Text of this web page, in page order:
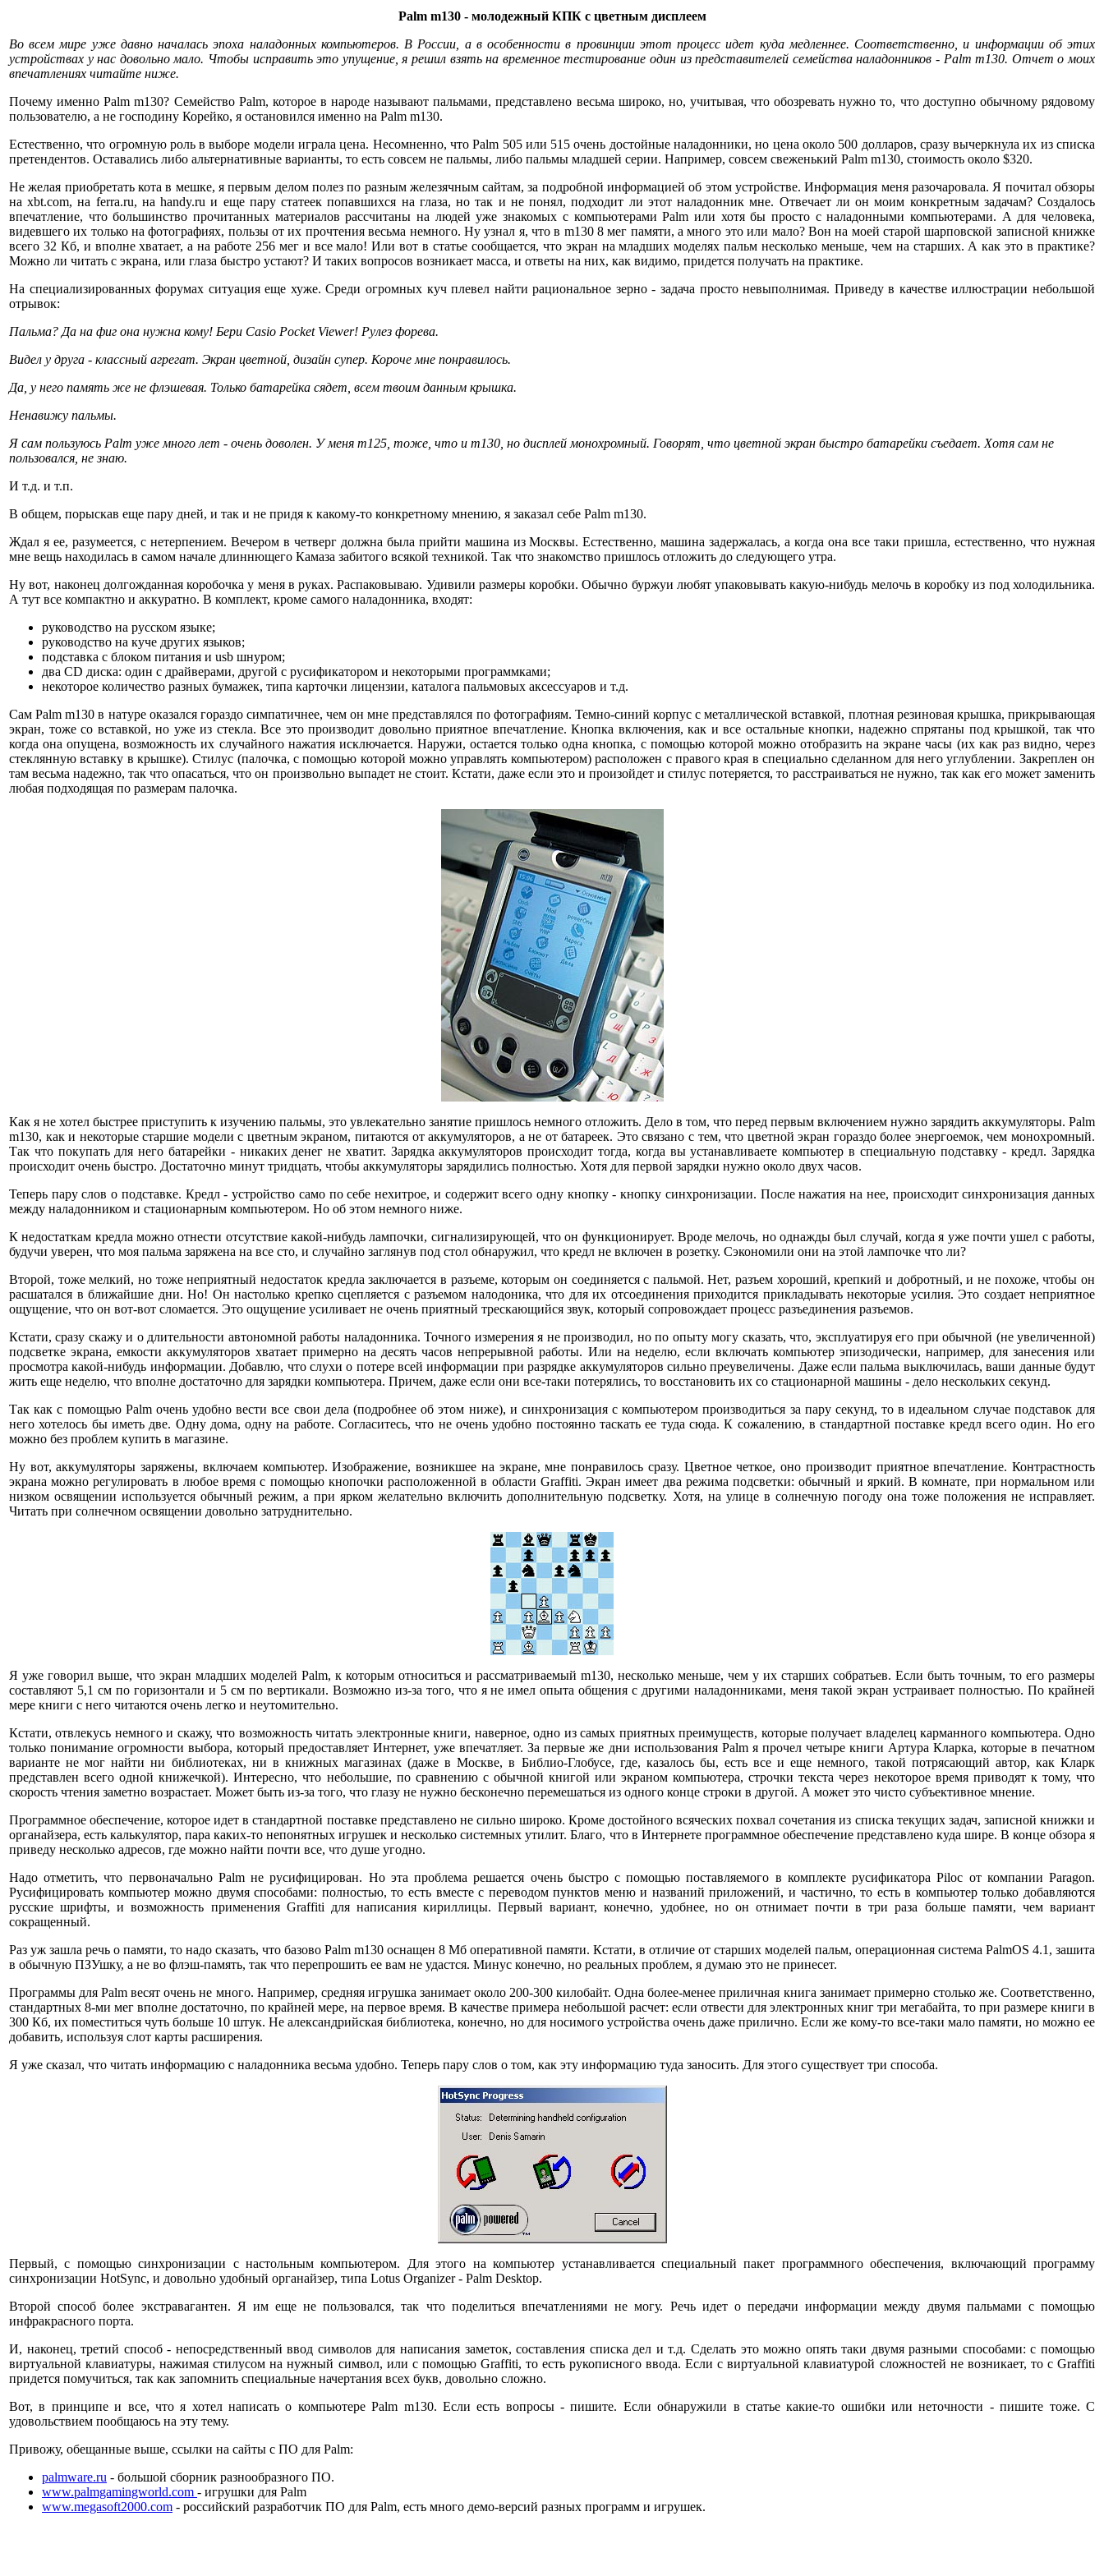
Palm m130 - молодежный КПК с цветным дисплеем
Во всем мире уже давно началась эпоха наладонных компьютеров. В России, а в особенности в провинции этот процесс идет куда медленнее. Соответственно, и информации об этих
устройствах у нас довольно мало. Чтобы исправить это упущение, я решил взять на временное тестирование один из представителей семейства наладонников - Palm m130. Отчет о моих
впечатлениях читайте ниже.
Почему именно Palm m130? Семейство Palm, которое в народе называют пальмами, представлено весьма широко, но, учитывая, что обозревать нужно то, что доступно обычному рядовому
пользователю, а не господину Корейко, я остановился именно на Palm m130.
Естественно, что огромную роль в выборе модели играла цена. Несомненно, что Palm 505 или 515 очень достойные наладонники, но цена около 500 долларов, сразу вычеркнула их из списка
претендентов. Оставались либо альтернативные варианты, то есть совсем не пальмы, либо пальмы младшей серии. Например, совсем свеженький Palm m130, стоимость около $320.
Не желая приобретать кота в мешке, я первым делом полез по разным железячным сайтам, за подробной информацией об этом устройстве. Информация меня разочаровала. Я почитал обзоры
на xbt.com, на ferra.ru, на handy.ru и еще пару статеек попавшихся на глаза, но так и не понял, подходит ли этот наладонник мне. Отвечает ли он моим конкретным задачам? Создалось
впечатление, что большинство прочитанных материалов рассчитаны на людей уже знакомых с компьютерами Palm или хотя бы просто с наладонными компьютерами. А для человека,
видевшего их только на фотографиях, пользы от их прочтения весьма немного. Ну узнал я, что в m130 8 мег памяти, а много это или мало? Вон на моей старой шарповской записной книжке
всего 32 Кб, и вполне хватает, а на работе 256 мег и все мало! Или вот в статье сообщается, что экран на младших моделях пальм несколько меньше, чем на старших. А как это в практике?
Можно ли читать с экрана, или глаза быстро устают? И таких вопросов возникает масса, и ответы на них, как видимо, придется получать на практике.
На специализированных форумах ситуация еще хуже. Среди огромных куч плевел найти рациональное зерно - задача просто невыполнимая. Приведу в качестве иллюстрации небольшой
отрывок:
Пальма? Да на фиг она нужна кому! Бери Casio Pocket Viewer! Рулез форева.
Видел у друга - классный агрегат. Экран цветной, дизайн супер. Короче мне понравилось.
Да, у него память же не флэшевая. Только батарейка сядет, всем твоим данным крышка.
Ненавижу пальмы.
Я сам пользуюсь Palm уже много лет - очень доволен. У меня m125, тоже, что и m130, но дисплей монохромный. Говорят, что цветной экран быстро батарейки съедает. Хотя сам не
пользовался, не знаю.
И т.д. и т.п.
В общем, порыскав еще пару дней, и так и не придя к какому-то конкретному мнению, я заказал себе Palm m130.
Ждал я ее, разумеется, с нетерпением. Вечером в четверг должна была прийти машина из Москвы. Естественно, машина задержалась, а когда она все таки пришла, естественно, что нужная
мне вещь находилась в самом начале длиннющего Камаза забитого всякой техникой. Так что знакомство пришлось отложить до следующего утра.
Ну вот, наконец долгожданная коробочка у меня в руках. Распаковываю. Удивили размеры коробки. Обычно буржуи любят упаковывать какую-нибудь мелочь в коробку из под холодильника.
А тут все компактно и аккуратно. В комплект, кроме самого наладонника, входят:
руководство на русском языке;
руководство на куче других языков;
подставка с блоком питания и usb шнуром;
два CD диска: один с драйверами, другой с русификатором и некоторыми программками;
некоторое количество разных бумажек, типа карточки лицензии, каталога пальмовых аксессуаров и т.д.
Сам Palm m130 в натуре оказался гораздо симпатичнее, чем он мне представлялся по фотографиям. Темно-синий корпус с металлической вставкой, плотная резиновая крышка, прикрывающая
экран, тоже со вставкой, но уже из стекла. Все это производит довольно приятное впечатление. Кнопка включения, как и все остальные кнопки, надежно спрятаны под крышкой, так что
когда она опущена, возможность их случайного нажатия исключается. Наружи, остается только одна кнопка, с помощью которой можно отобразить на экране часы (их как раз видно, через
стеклянную вставку в крышке). Стилус (палочка, с помощью которой можно управлять компьютером) расположен с правого края в специально сделанном для него углублении. Закреплен он
там весьма надежно, так что опасаться, что он произвольно выпадет не стоит. Кстати, даже если это и произойдет и стилус потеряется, то расстраиваться не нужно, так как его может заменить
любая подходящая по размерам палочка.
Как я не хотел быстрее приступить к изучению пальмы, это увлекательно занятие пришлось немного отложить. Дело в том, что перед первым включением нужно зарядить аккумуляторы. Palm
m130, как и некоторые старшие модели с цветным экраном, питаются от аккумуляторов, а не от батареек. Это связано с тем, что цветной экран гораздо более энергоемок, чем монохромный.
Так что покупать для него батарейки - никаких денег не хватит. Зарядка аккумуляторов происходит тогда, когда вы устанавливаете компьютер в специальную подставку - кредл. Зарядка
происходит очень быстро. Достаточно минут тридцать, чтобы аккумуляторы зарядились полностью. Хотя для первой зарядки нужно около двух часов.
Теперь пару слов о подставке. Кредл - устройство само по себе нехитрое, и содержит всего одну кнопку - кнопку синхронизации. После нажатия на нее, происходит синхронизация данных
между наладонником и стационарным компьютером. Но об этом немного ниже.
К недостаткам кредла можно отнести отсутствие какой-нибудь лампочки, сигнализирующей, что он функционирует. Вроде мелочь, но однажды был случай, когда я уже почти ушел с работы,
будучи уверен, что моя пальма заряжена на все сто, и случайно заглянув под стол обнаружил, что кредл не включен в розетку. Сэкономили они на этой лампочке что ли?
Второй, тоже мелкий, но тоже неприятный недостаток кредла заключается в разъеме, которым он соединяется с пальмой. Нет, разъем хороший, крепкий и добротный, и не похоже, чтобы он
расшатался в ближайшие дни. Но! Он настолько крепко сцепляется с разъемом налодоника, что для их отсоединения приходится прикладывать некоторые усилия. Это создает неприятное
ощущение, что он вот-вот сломается. Это ощущение усиливает не очень приятный трескающийся звук, который сопровождает процесс разъединения разъемов.
Кстати, сразу скажу и о длительности автономной работы наладонника. Точного измерения я не производил, но по опыту могу сказать, что, эксплуатируя его при обычной (не увеличенной)
подсветке экрана, емкости аккумуляторов хватает примерно на десять часов непрерывной работы. Или на неделю, если включать компьютер эпизодически, например, для занесения или
просмотра какой-нибудь информации. Добавлю, что слухи о потере всей информации при разрядке аккумуляторов сильно преувеличены. Даже если пальма выключилась, ваши данные будут
жить еще неделю, что вполне достаточно для зарядки компьютера. Причем, даже если они все-таки потерялись, то восстановить их со стационарной машины - дело нескольких секунд.
Так как с помощью Palm очень удобно вести все свои дела (подробнее об этом ниже), и синхронизация с компьютером производиться за пару секунд, то в идеальном случае подставок для
него хотелось бы иметь две. Одну дома, одну на работе. Согласитесь, что не очень удобно постоянно таскать ее туда сюда. К сожалению, в стандартной поставке кредл всего один. Но его
можно без проблем купить в магазине.
Ну вот, аккумуляторы заряжены, включаем компьютер. Изображение, возникшее на экране, мне понравилось сразу. Цветное четкое, оно производит приятное впечатление. Контрастность
экрана можно регулировать в любое время с помощью кнопочки расположенной в области Graffiti. Экран имеет два режима подсветки: обычный и яркий. В комнате, при нормальном или
низком освящении используется обычный режим, а при ярком желательно включить дополнительную подсветку. Хотя, на улице в солнечную погоду она тоже положения не исправляет.
Читать при солнечном освящении довольно затруднительно.
Я уже говорил выше, что экран младших моделей Palm, к которым относиться и рассматриваемый m130, несколько меньше, чем у их старших собратьев. Если быть точным, то его размеры
составляют 5,1 см по горизонтали и 5 см по вертикали. Возможно из-за того, что я не имел опыта общения с другими наладонниками, меня такой экран устраивает полностью. По крайней
мере книги с него читаются очень легко и неутомительно.
Кстати, отвлекусь немного и скажу, что возможность читать электронные книги, наверное, одно из самых приятных преимуществ, которые получает владелец карманного компьютера. Одно
только понимание огромности выбора, который предоставляет Интернет, уже впечатляет. За первые же дни использования Palm я прочел четыре книги Артура Кларка, которые в печатном
варианте не мог найти ни библиотеках, ни в книжных магазинах (даже в Москве, в Библио-Глобусе, где, казалось бы, есть все и еще немного, такой потрясающий автор, как Кларк
представлен всего одной книжечкой). Интересно, что небольшие, по сравнению с обычной книгой или экраном компьютера, строчки текста через некоторое время приводят к тому, что
скорость чтения заметно возрастает. Может быть из-за того, что глазу не нужно бесконечно перемешаться из одного конце строки в другой. А может это чисто субъективное мнение.
Программное обеспечение, которое идет в стандартной поставке представлено не сильно широко. Кроме достойного всяческих похвал сочетания из списка текущих задач, записной книжки и
органайзера, есть калькулятор, пара каких-то непонятных игрушек и несколько системных утилит. Благо, что в Интернете программное обеспечение представлено куда шире. В конце обзора я
приведу несколько адресов, где можно найти почти все, что душе угодно.
Надо отметить, что первоначально Palm не русифицирован. Но эта проблема решается очень быстро с помощью поставляемого в комплекте русификатора Piloc от компании Paragon.
Русифицировать компьютер можно двумя способами: полностью, то есть вместе с переводом пунктов меню и названий приложений, и частично, то есть в компьютер только добавляются
русские шрифты, и возможность применения Graffiti для написания кириллицы. Первый вариант, конечно, удобнее, но он отнимает почти в три раза больше памяти, чем вариант
сокращенный.
Раз уж зашла речь о памяти, то надо сказать, что базово Palm m130 оснащен 8 Мб оперативной памяти. Кстати, в отличие от старших моделей пальм, операционная система PalmOS 4.1, зашита
в обычную ПЗУшку, а не во флэш-память, так что перепрошить ее вам не удастся. Минус конечно, но реальных проблем, я думаю это не принесет.
Программы для Palm весят очень не много. Например, средняя игрушка занимает около 200-300 килобайт. Одна более-менее приличная книга занимает примерно столько же. Соответственно,
стандартных 8-ми мег вполне достаточно, по крайней мере, на первое время. В качестве примера небольшой расчет: если отвести для электронных книг три мегабайта, то при размере книги в
300 Кб, их поместиться чуть больше 10 штук. Не александрийская библиотека, конечно, но для носимого устройства очень даже прилично. Если же кому-то все-таки мало памяти, но можно ее
добавить, используя слот карты расширения.
Я уже сказал, что читать информацию с наладонника весьма удобно. Теперь пару слов о том, как эту информацию туда заносить. Для этого существует три способа.
Первый, с помощью синхронизации с настольным компьютером. Для этого на компьютер устанавливается специальный пакет программного обеспечения, включающий программу
синхронизации HotSync, и довольно удобный органайзер, типа Lotus Organizer - Palm Desktop.
Второй способ более экстравагантен. Я им еще не пользовался, так что поделиться впечатлениями не могу. Речь идет о передачи информации между двумя пальмами с помощью
инфракрасного порта.
И, наконец, третий способ - непосредственный ввод символов для написания заметок, составления списка дел и т.д. Сделать это можно опять таки двумя разными способами: с помощью
виртуальной клавиатуры, нажимая стилусом на нужный символ, или с помощью Graffiti, то есть рукописного ввода. Если с виртуальной клавиатурой сложностей не возникает, то с Graffiti
придется помучиться, так как запомнить специальные начертания всех букв, довольно сложно.
Вот, в принципе и все, что я хотел написать о компьютере Palm m130. Если есть вопросы - пишите. Если обнаружили в статье какие-то ошибки или неточности - пишите тоже. С
удовольствием пообщаюсь на эту тему.
Привожу, обещанные выше, ссылки на сайты с ПО для Palm:
palmware.ru - большой сборник разнообразного ПО.
www.palmgamingworld.com - игрушки для Palm
www.megasoft2000.com - российский разработчик ПО для Palm, есть много демо-версий разных программ и игрушек.